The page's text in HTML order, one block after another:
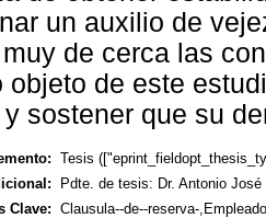
un auxilio de
de cerca las
objeto de este
sostener que su
Tesis
Pdte. de tesis: Dr. Antonio José
Clave: Clausula--de--reserva-